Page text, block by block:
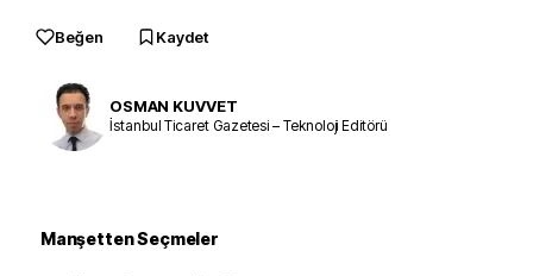
Beğen Kaydet
OSMAN KUVVET
İstanbul Ticaret Gazetesi – Teknoloji Editörü
Manşetten Seçmeler